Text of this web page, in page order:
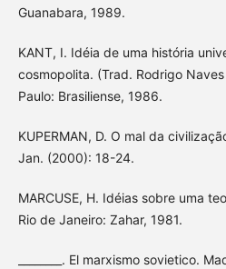
Guanabara, 1989.
KANT, I. Idéia de uma história
cosmopolita. (Trad. Rodrigo
Paulo: Brasiliense, 1986.
KUPERMAN, D. O mal da
Jan. (2000): 18-24.
MARCUSE, H. Idéias sobre uma
Rio de Janeiro: Zahar, 1981.
________. El marxismo sovietico.